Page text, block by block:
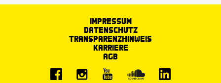
Impressum
Datenschutz
Transparenzhinweis
Karriere
AGB